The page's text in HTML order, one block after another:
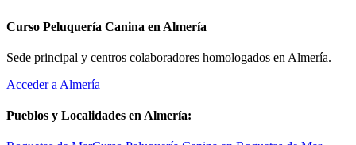
Curso Peluquería Canina en Almería
Sede principal y centros colaboradores homologados en Almería.
Acceder a Almería
Pueblos y Localidades en Almería: